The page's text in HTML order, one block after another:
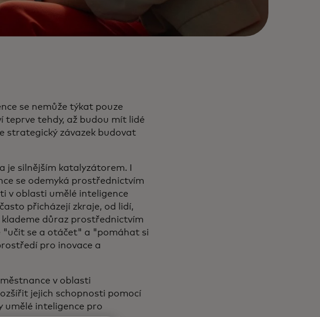
se nemůže týkat pouze
teprve tehdy, až budou mít lidé
strategický závazek budovat
je silnějším katalyzátorem. I
se odemyká prostřednictvím
v oblasti umělé inteligence
přicházejí zkraje, od lidí,
důraz prostřednictvím
"učit se a otáčet" a "pomáhat si
pro inovace a
v oblasti
jejich schopnosti pomocí
umělé inteligence pro